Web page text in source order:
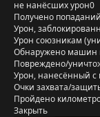
не нанёсших урон0
Получено
Урон,
Урон союзникам
Обнаружено машин
Повреждено/
Урон, нанесённый с
Очки захвата/
Пройдено
Закрыть